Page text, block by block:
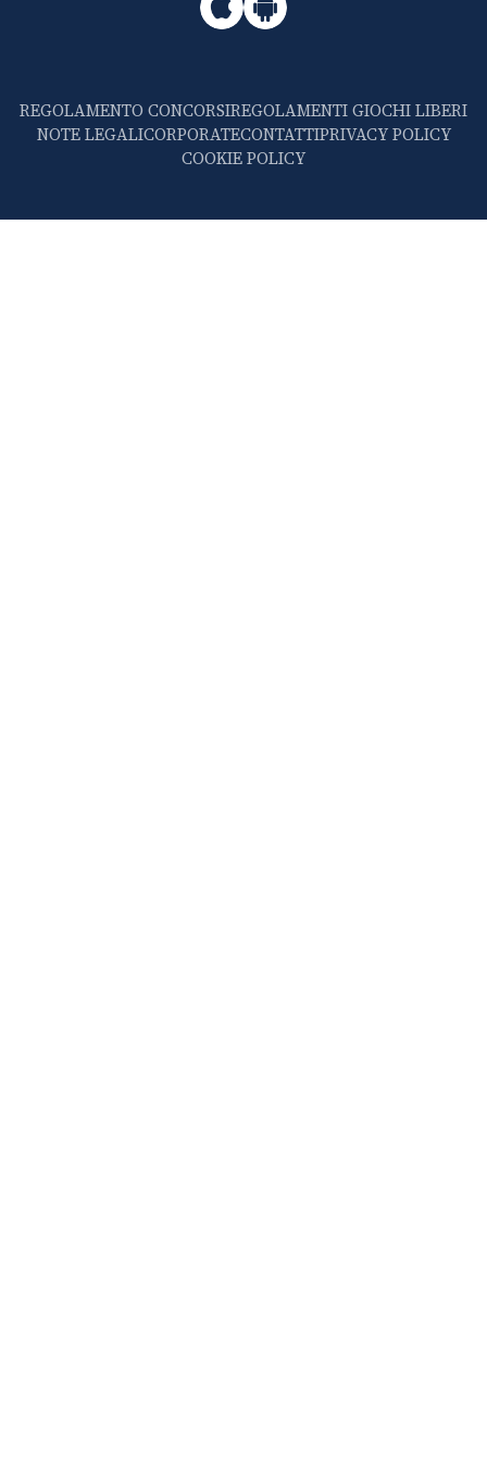
REGOLAMENTO CONCORSIREGOLAMENTI GIOCHI LIBERI
NOTE LEGALICORPORATECONTATTIPRIVACY POLICY
COOKIE POLICY